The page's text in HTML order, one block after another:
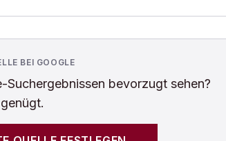
BEI GOOGLE
Suchergebnissen bevorzugt sehen?